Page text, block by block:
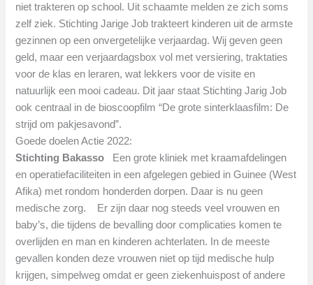
niet trakteren op school. Uit schaamte melden ze zich soms
zelf ziek. Stichting Jarige Job trakteert kinderen uit de armste
gezinnen op een onvergetelijke verjaardag. Wij geven geen
geld, maar een verjaardagsbox vol met versiering, traktaties
voor de klas en leraren, wat lekkers voor de visite en
natuurlijk een mooi cadeau. Dit jaar staat Stichting Jarig Job
ook centraal in de bioscoopfilm “De grote sinterklaasfilm: De
strijd om pakjesavond”.
Goede doelen Actie 2022:
Stichting Bakasso
Een grote kliniek met kraamafdelingen
en operatiefaciliteiten in een afgelegen gebied in Guinee (West
Afika) met rondom honderden dorpen. Daar is nu geen
medische zorg.
Er zijn daar nog steeds veel vrouwen en
baby’s, die tijdens de bevalling door complicaties komen te
overlijden en man en kinderen achterlaten. In de meeste
gevallen konden deze vrouwen niet op tijd medische hulp
krijgen, simpelweg omdat er geen ziekenhuispost of andere